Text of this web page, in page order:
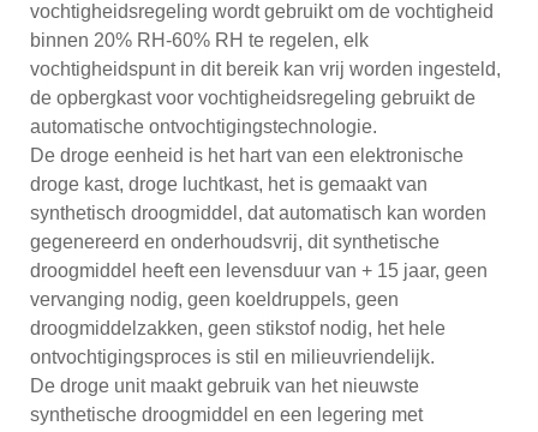
vochtigheidsregeling wordt gebruikt om de vochtigheid
binnen 20% RH-60% RH te regelen, elk
vochtigheidspunt in dit bereik kan vrij worden ingesteld,
de opbergkast voor vochtigheidsregeling gebruikt de
automatische ontvochtigingstechnologie.
De droge eenheid is het hart van een elektronische
droge kast, droge luchtkast, het is gemaakt van
synthetisch droogmiddel, dat automatisch kan worden
gegenereerd en onderhoudsvrij, dit synthetische
droogmiddel heeft een levensduur van + 15 jaar, geen
vervanging nodig, geen koeldruppels, geen
droogmiddelzakken, geen stikstof nodig, het hele
ontvochtigingsproces is stil en milieuvriendelijk.
De droge unit maakt gebruik van het nieuwste
synthetische droogmiddel en een legering met